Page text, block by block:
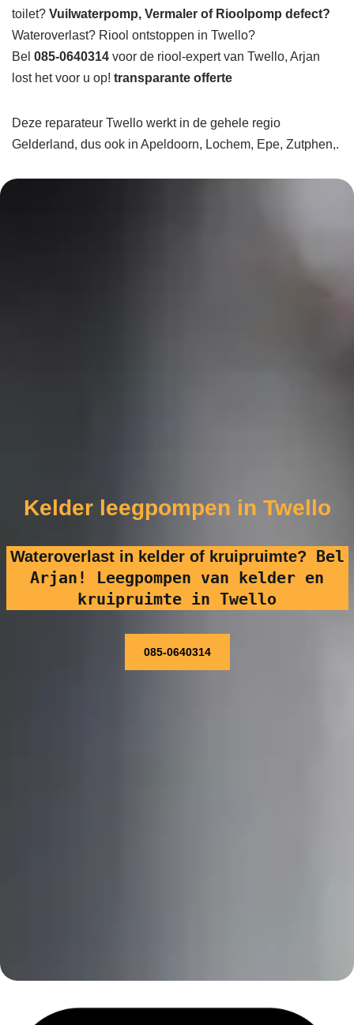
toilet? Vuilwaterpomp, Vermaler of Rioolpomp defect?
Wateroverlast? Riool ontstoppen in Twello?
Bel 085-0640314 voor de riool-expert van Twello, Arjan
lost het voor u op! transparante offerte
Deze reparateur Twello werkt in de gehele regio
Gelderland, dus ook in Apeldoorn, Lochem, Epe, Zutphen,.
Kelder leegpompen in Twello
Wateroverlast in kelder of kruipruimte?
Bel
Arjan! Leegpompen van kelder en
kruipruimte in Twello
085-0640314